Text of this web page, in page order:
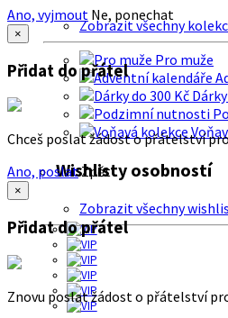
Zobrazit všechny
Pro muže
Wishlisty osobností
Zobrazit všechny
Ano, vyjmout Ne, ponechat
×
Přidat do přátel
Chceš poslat žádost o přátelství
Ano, poslatZpět
×
Přidat do přátel
Znovu poslat žádost o přátelství